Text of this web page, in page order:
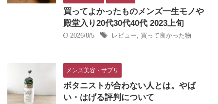
買ってよかったものメンズ一生モノや
殿堂入り20代30代40代 2023上旬
2026/8/5 レビュー, 買って良かった物
メンズ美容・サプリ
ボタニストが合わない人とは。やば
い・はげる評判について